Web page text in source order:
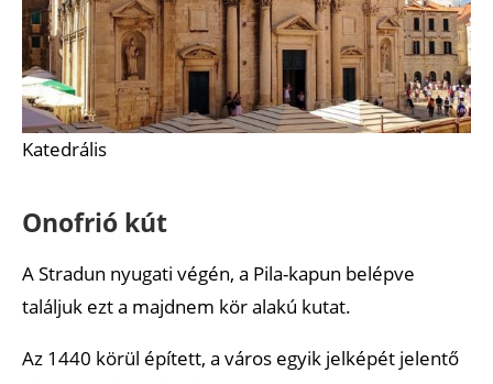
Katedrális
Onofrió kút
A Stradun nyugati végén, a Pila-kapun belépve
találjuk ezt a majdnem kör alakú kutat.
Az 1440 körül épített, a város egyik jelképét jelentő